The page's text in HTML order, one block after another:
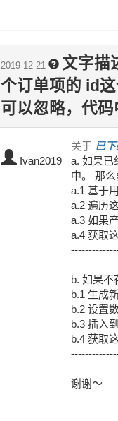
2019-12-21
文字描
个订单项的 id
可以忽略，代
Ivan2019
关于 已
a. 如果已
中。 那
a.1 基于
a.2 遍历
a.3 如果
a.4 获取
b. 如果不
b.1 生成
b.2 设置
b.3 插入
b.4 获取
谢谢～